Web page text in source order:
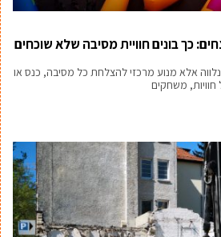
כך בונים חוויית מסיבה שלא שוכחים
נלווה אלא מנוע מרכזי להצלחת כל מסיבה, כנס או
חוויות, משחקים